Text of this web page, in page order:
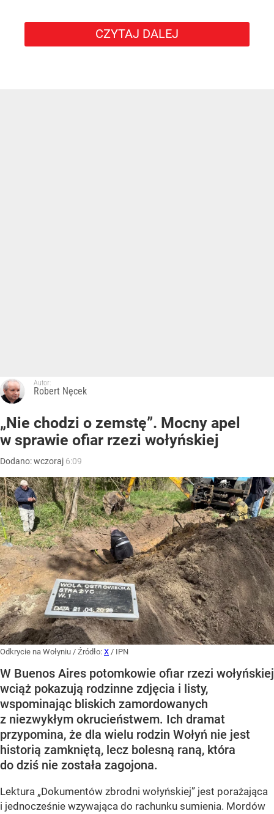
CZYTAJ DALEJ
Autor:
Robert Nęcek
„Nie chodzi o zemstę”. Mocny apel
w sprawie ofiar rzezi wołyńskiej
Dodano:wczoraj 6:09
Odkrycie na Wołyniu / Źródło: X / IPN
W Buenos Aires potomkowie ofiar rzezi wołyńskiej
wciąż pokazują rodzinne zdjęcia i listy,
wspominając bliskich zamordowanych
z niezwykłym okrucieństwem. Ich dramat
przypomina, że dla wielu rodzin Wołyń nie jest
historią zamkniętą, lecz bolesną raną, która
do dziś nie została zagojona.
Lektura „Dokumentów zbrodni wołyńskiej” jest porażająca
i jednocześnie wzywająca do rachunku sumienia. Mordów